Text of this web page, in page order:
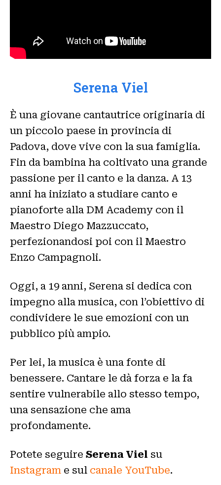
Serena Viel
È una giovane cantautrice originaria di
un piccolo paese in provincia di
Padova, dove vive con la sua famiglia.
Fin da bambina ha coltivato una grande
passione per il canto e la danza. A 13
anni ha iniziato a studiare canto e
pianoforte alla DM Academy con il
Maestro Diego Mazzuccato,
perfezionandosi poi con il Maestro
Enzo Campagnoli.
Oggi, a 19 anni, Serena si dedica con
impegno alla musica, con l’obiettivo di
condividere le sue emozioni con un
pubblico più ampio.
Per lei, la musica è una fonte di
benessere. Cantare le dà forza e la fa
sentire vulnerabile allo stesso tempo,
una sensazione che ama
profondamente.
Potete seguire Serena Viel su
Instagram e sul canale YouTube.